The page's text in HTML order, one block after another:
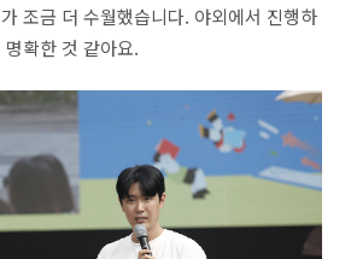
조금 더 수월했습니다. 야외에서 진행하
확한 것 같아요.